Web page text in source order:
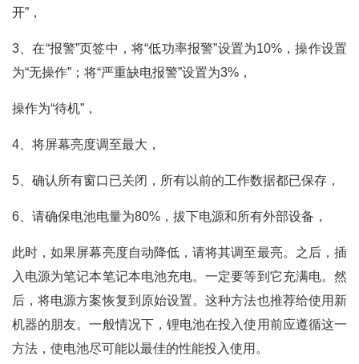
开”，
3、在“报警”页签中，将“低功率报警”设置为10%，操作设置
为“无操作”；将“严重缺电报警”设置为3%，
操作为“待机”，
4、将屏幕亮度调至最大，
5、确认所有窗口已关闭，所有以前的工作数据都已保存，
6、请确保电池电量为80%，拔下电源和所有外部设备，
此时，如果屏幕亮度自动降低，请将其调至最亮。之后，插
入电源为笔记本笔记本电池充电。一定要等到它充满电。然
后，将电源方案恢复到原始设置。这种方法也推荐给使用新
机器的朋友。一般情况下，锂电池在投入使用前应遵循这一
方法，使电池尽可能以最佳的性能投入使用。